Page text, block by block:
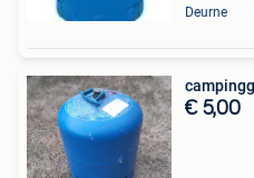
Deurne
€ 5,00